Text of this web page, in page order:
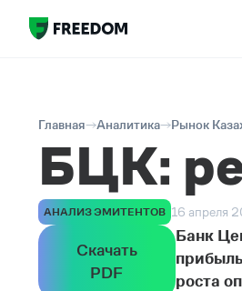
Главная Аналитика Рынок
БЦК:
АНАЛИЗ ЭМИТЕНТОВ 16 апреля
Скачать
PDF
Банк
роста